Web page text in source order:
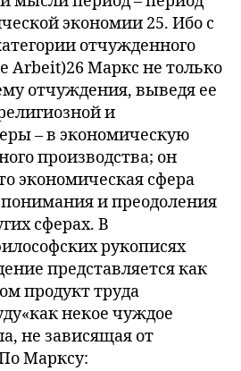
экономии 25. Ибо с
отчужденного
Arbeit)26 Маркс не только
отчуждения, выведя ее
и
– в экономическую
производства; он
экономическая сфера
и преодоления
сферах. В
рукописях
представляется как
продукт труда
некое чуждое
не зависящая от
Марксу: